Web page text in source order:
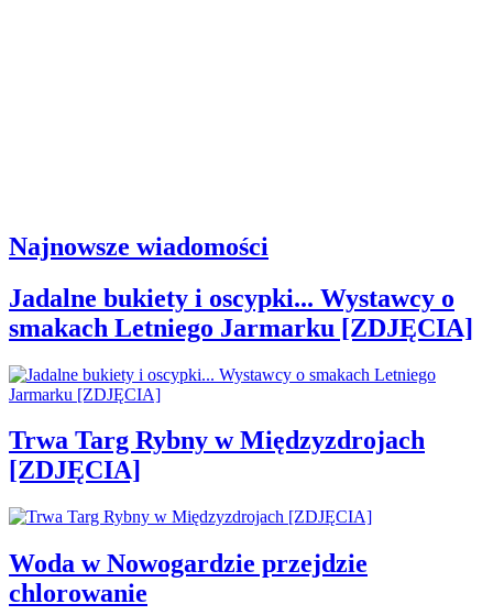
Najnowsze wiadomości
Jadalne bukiety i oscypki... Wystawcy o
smakach Letniego Jarmarku [ZDJĘCIA]
Trwa Targ Rybny w Międzyzdrojach
[ZDJĘCIA]
Woda w Nowogardzie przejdzie
chlorowanie